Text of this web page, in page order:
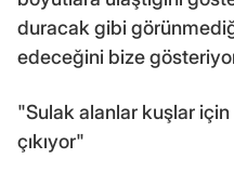
duracak gibi
edeceğini bize
"Sulak alanlar kuşlar
çıkıyor"